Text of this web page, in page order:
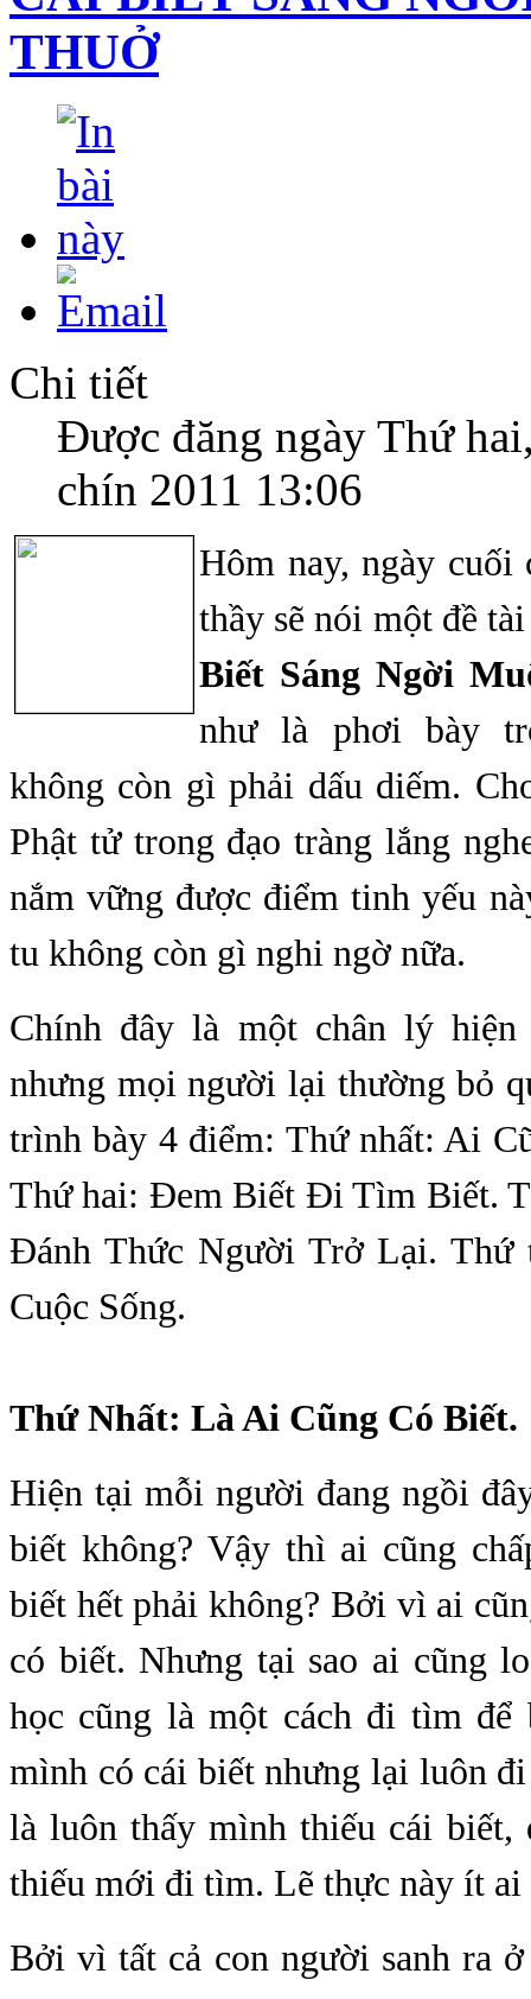
THUỞ
Chi tiết
Được đăng ngày Thứ
chín 2011 13:06
Hôm nay, ngày cuối
thầy sẽ nói một đề
Biết Sáng Ngời
như là phơi bày
không còn gì phải dấu diếm.
Phật tử trong đạo tràng lắng
nắm vững được điểm tinh yếu
tu không còn gì nghi ngờ nữa.
Chính đây là một chân lý
nhưng mọi người lại thường bỏ
trình bày 4 điểm: Thứ nhất: Ai
Thứ hai: Đem Biết Đi Tìm Biết.
Đánh Thức Người Trở Lại. Thứ
Cuộc Sống.
Thứ Nhất: Là Ai Cũng Có Biết.
Hiện tại mỗi người đang ngồi
biết không? Vậy thì ai cũng
biết hết phải không? Bởi vì ai
có biết. Nhưng tại sao ai cũng
học cũng là một cách đi tìm để
mình có cái biết nhưng lại luôn
là luôn thấy mình thiếu cái biết,
thiếu mới đi tìm. Lẽ thực này ít ai
Bởi vì tất cả con người sanh ra